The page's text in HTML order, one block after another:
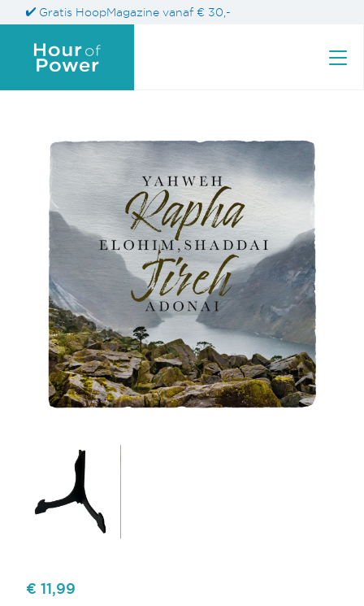
Gratis HoopMagazine vanaf € 30,-
€ 11,99